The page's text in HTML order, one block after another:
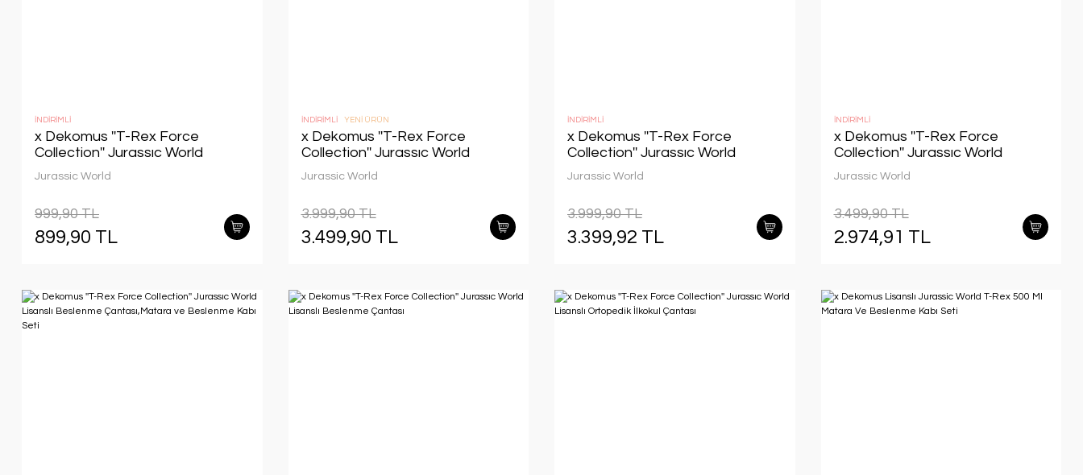
İNDİRİMLİ
x Dekomus ''T-Rex Force
Collection'' Jurassıc World
Lisanslı Kalem Çantası
Jurassic World
999,90 TL
899,90 TL
İNDİRİMLİ YENİ ÜRÜN
x Dekomus ''T-Rex Force
Collection'' Jurassıc World
Lisanslı Okul ve Kalem Çantası
Seti
Jurassic World
3.999,90 TL
3.499,90 TL
İNDİRİMLİ
x Dekomus ''T-Rex Force
Collection'' Jurassıc World
Lisanslı Kırtasiye Seti Okul ve
Beslenme
Seti
Jurassic World
3.999,90 TL
3.399,92 TL
İNDİRİMLİ
x Dekomus ''T-Rex Force
Collection'' Jurassıc World
Lisanslı Okul ve Beslenme
Çantası,Matara,Beslenme Kabı
Jurassic World
3.499,90 TL
2.974,91 TL